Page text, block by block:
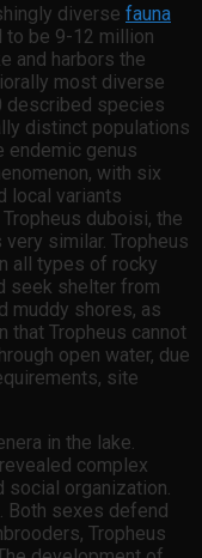
diverse fauna
to be 9-12 million
and harbors the
most diverse
described species
distinct populations
endemic genus
with six
local variants
duboisi, the
similar. Tropheus
all types of rocky
seek shelter from
muddy shores, as
that Tropheus cannot
open water, due
site
in the lake.
complex
social organization.
Both sexes defend
Tropheus